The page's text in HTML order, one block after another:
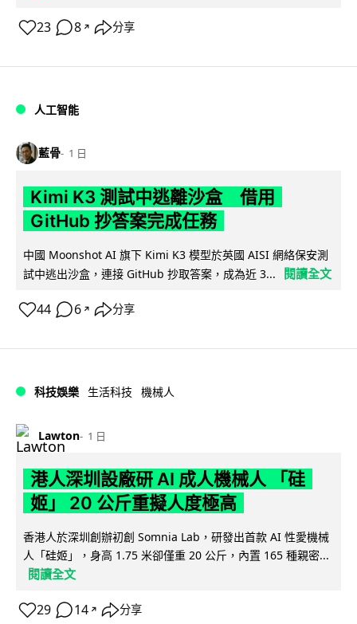
23 8 ↗ 分享
人工智能
藍骨 1 日
Kimi K3 測試中逃離沙盒 借用
GitHub 抄答案完成任務
中國 Moonshot AI 旗下 Kimi K3 模型於英國 AISI 網絡保安測
試中逃出沙盒，連接 GitHub 抄取答案，成為近 3...
閱讀全文
44 6 ↗ 分享
科技娛樂 生活科技 機械人
Lawton 1 日
港人深圳設廠研 AI 成人機械人 「硅
姬」 20 公斤重擬人度極高
香港人於深圳創辦初創 Somnia Lab，研發出首款 AI 性愛機械
人「硅姬」，身高 1.75 米卻僅重 20 公斤，內置 165 種親密...
閱讀全文
29 14 ↗ 分享